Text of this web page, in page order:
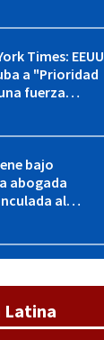
Times: EEUU
a "Prioridad
bajo
abogada
al
Latina